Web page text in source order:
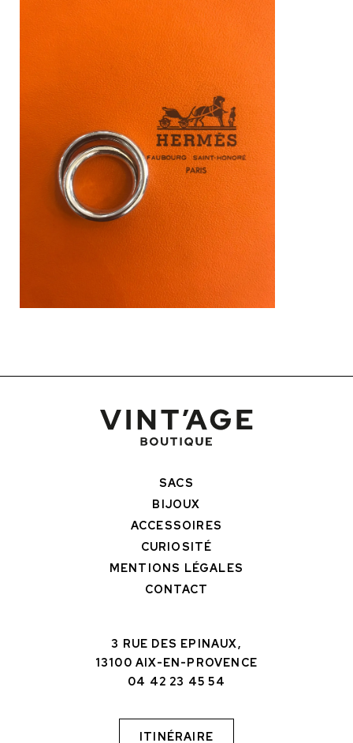
SACS
BIJOUX
ACCESSOIRES
CURIOSITÉ
MENTIONS LÉGALES
CONTACT
3 RUE DES EPINAUX,
13100 AIX-EN-PROVENCE
04 42 23 45 54
ITINÉRAIRE